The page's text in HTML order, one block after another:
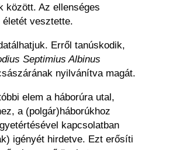
között. Az ellenséges
életét vesztette.
Erről tanúskodik,
Septimius Albinus
nyilvánítva magát.
elem a háborúra utal,
a (polgár)háborúkhoz
kapcsolatban
igényét hirdetve. Ezt erősíti